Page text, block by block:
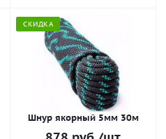
СКИДКА
Шнур якорный 5мм 30м